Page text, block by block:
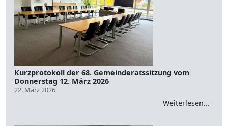
Kurzprotokoll der 68. Gemeinderatssitzung vom
Donnerstag 12. März 2026
22. März 2026
Weiterlesen...